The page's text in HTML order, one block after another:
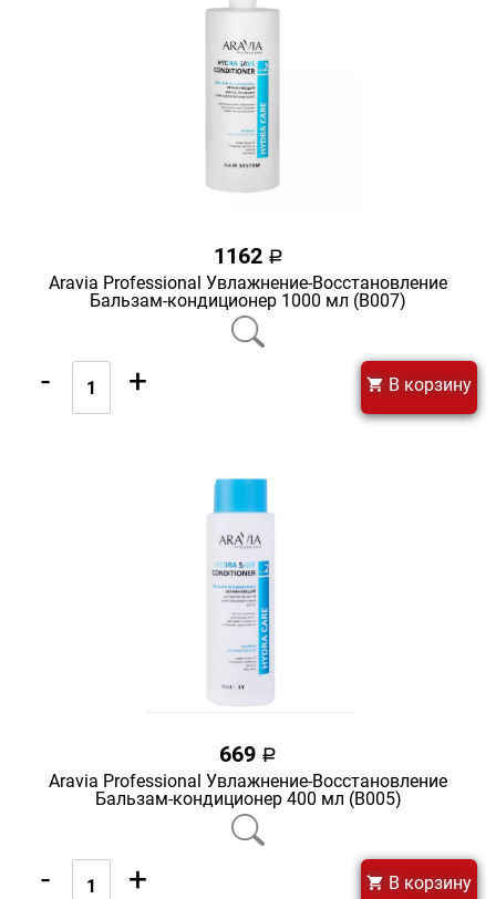
1162 a
Aravia Professional Увлажнение-Восстановление
Бальзам-кондиционер 1000 мл (В007)
- + В корзину
669 a
Aravia Professional Увлажнение-Восстановление
Бальзам-кондиционер 400 мл (В005)
- + В корзину